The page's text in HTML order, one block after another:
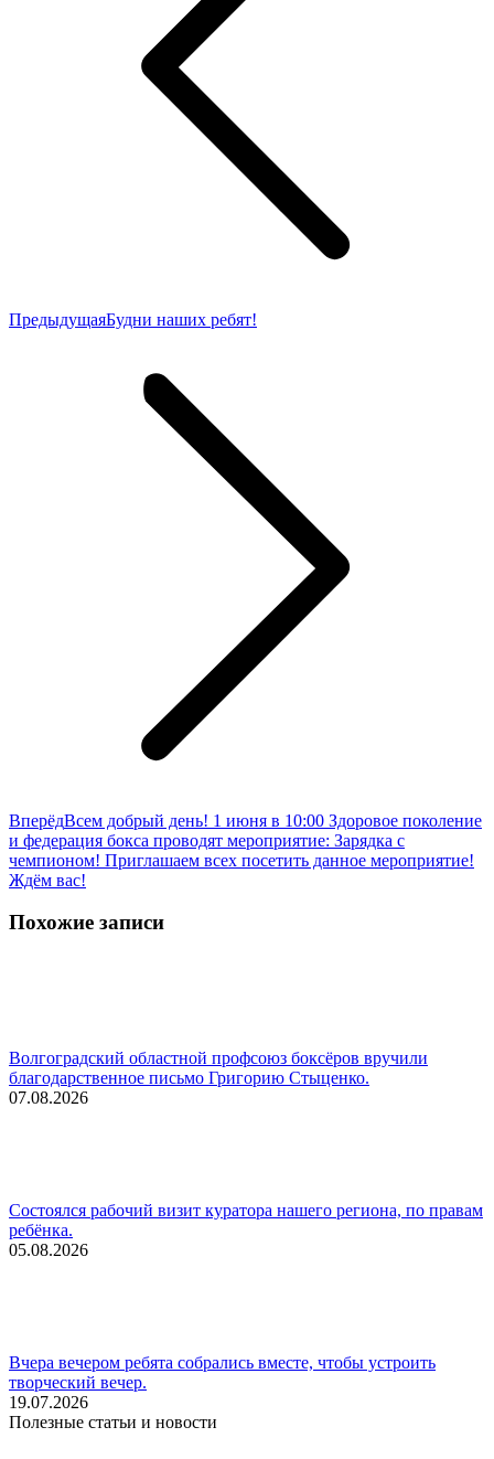
ПредыдущаяПредыдущая
Будни наших ребят!
ВперёдСледующая
запись:
Всем добрый день! 1 июня в 10:00 Здоровое поколение
и федерация бокса проводят мероприятие: Зарядка с
чемпионом! Приглашаем всех посетить данное мероприятие!
Ждём вас!
Похожие записи
Волгоградский областной профсоюз боксёров вручили
благодарственное письмо Григорию Стыценко.
07.08.2026
Состоялся рабочий визит куратора нашего региона, по правам
ребёнка.
05.08.2026
Вчера вечером ребята собрались вместе, чтобы устроить
творческий вечер.
19.07.2026
Полезные статьи и новости